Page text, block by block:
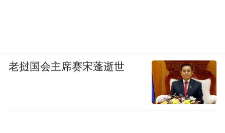
老挝国会主席赛宋蓬逝世